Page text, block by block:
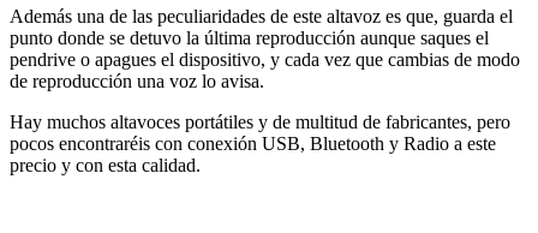
Además una de las peculiaridades de este altavoz es que, guarda el
punto donde se detuvo la última reproducción aunque saques el
pendrive o apagues el dispositivo, y cada vez que cambias de modo
de reproducción una voz lo avisa.
Hay muchos altavoces portátiles y de multitud de fabricantes, pero
pocos encontraréis con conexión USB, Bluetooth y Radio a este
precio y con esta calidad.